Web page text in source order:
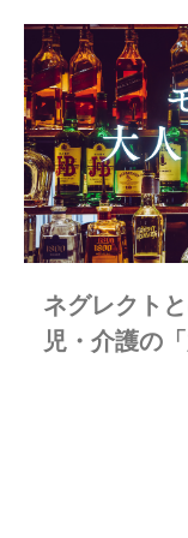
ネグレクト
児・介護の